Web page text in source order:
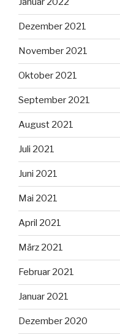
Dezember 2021
November 2021
Oktober 2021
September 2021
August 2021
Juli 2021
Juni 2021
Mai 2021
April 2021
März 2021
Februar 2021
Januar 2021
Dezember 2020